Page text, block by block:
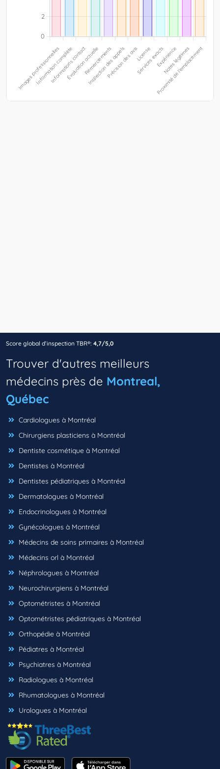
Score global d’inspection TBR®: 4,7/5,0
Trouver d'autres meilleurs
médecins près de Montreal,
Québec
Cardiologues à Montréal
Chirurgiens plasticiens à Montréal
Dentiste cosmétique à Montréal
Dentistes à Montréal
Dentistes pédiatriques à Montréal
Dermatologues à Montréal
Endocrinologues à Montréal
Gynécologues à Montréal
Médecins de soins primaires à Montréal
Médecins orl à Montréal
Néphrologues à Montréal
Neurochirurgiens à Montréal
Optométristes à Montréal
Optométristes pédiatriques à Montréal
Orthopédie à Montréal
Pédiatres à Montréal
Psychiatres à Montréal
Radiologues à Montréal
Rhumatologues à Montréal
Urologues à Montréal